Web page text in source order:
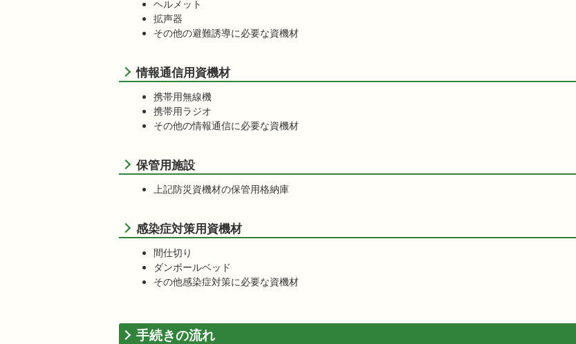
ヘルメット
拡声器
その他の避難誘導に必要な資機材
情報通信用資機材
携帯用無線機
携帯用ラジオ
その他の情報通信に必要な資機材
保管用施設
上記防災資機材の保管用格納庫
感染症対策用資機材
間仕切り
ダンボールベッド
その他感染症対策に必要な資機材
手続きの流れ